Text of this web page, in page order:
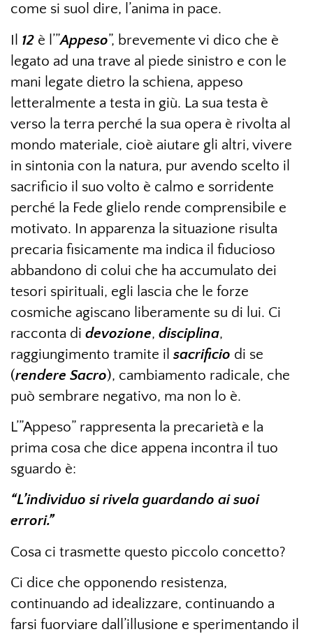
come si suol dire, l’anima in pace.
Il 12 è l’”Appeso”, brevemente vi dico che è
legato ad una trave al piede sinistro e con le
mani legate dietro la schiena, appeso
letteralmente a testa in giù. La sua testa è
verso la terra perché la sua opera è rivolta al
mondo materiale, cioè aiutare gli altri, vivere
in sintonia con la natura, pur avendo scelto il
sacrificio il suo volto è calmo e sorridente
perché la Fede glielo rende comprensibile e
motivato. In apparenza la situazione risulta
precaria fisicamente ma indica il fiducioso
abbandono di colui che ha accumulato dei
tesori spirituali, egli lascia che le forze
cosmiche agiscano liberamente su di lui. Ci
racconta di devozione, disciplina,
raggiungimento tramite il sacrificio di se
(rendere Sacro), cambiamento radicale, che
può sembrare negativo, ma non lo è.
L’”Appeso” rappresenta la precarietà e la
prima cosa che dice appena incontra il tuo
sguardo è:
“L’individuo si rivela guardando ai suoi
errori.”
Cosa ci trasmette questo piccolo concetto?
Ci dice che opponendo resistenza,
continuando ad idealizzare, continuando a
farsi fuorviare dall’illusione e sperimentando il